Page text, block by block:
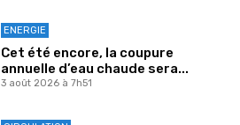
ENERGIE
Cet été encore, la coupure
annuelle d’eau chaude sera...
3 août 2026 à 7h51